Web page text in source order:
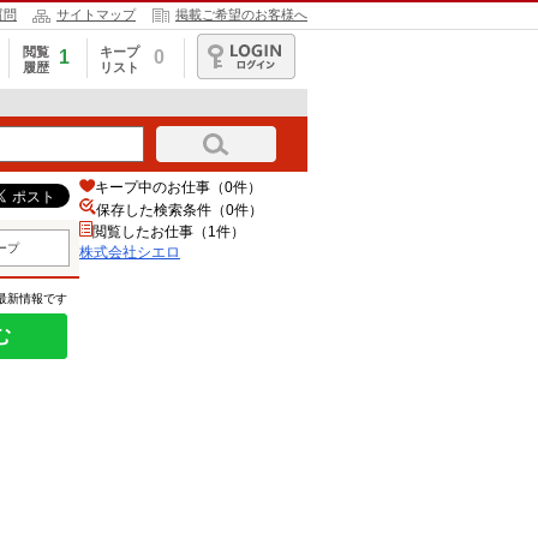
問 サイトマップ 掲載ご希望のお客様へ
閲覧
履歴
1
キープ
リスト
0
ログイン
プ
新情報です
キープ中のお仕事（0件）
保存した検索条件（0件）
閲覧したお仕事（1件）
株式会社シエロ